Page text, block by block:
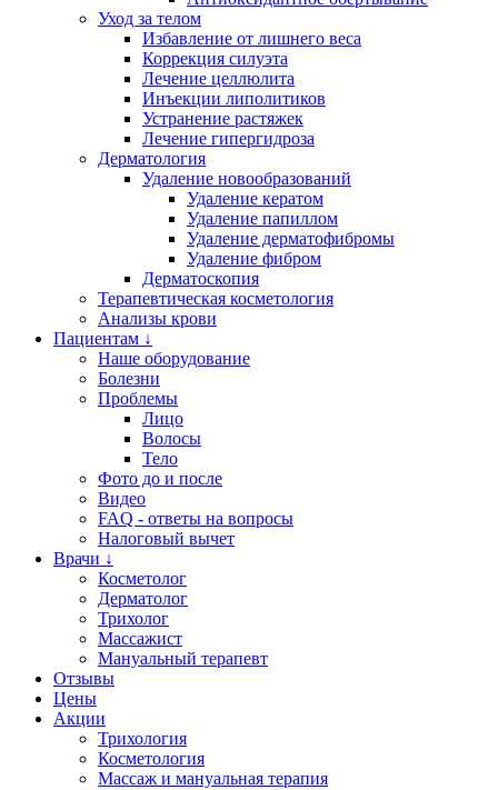
Уход за телом
Избавление от лишнего веса
Коррекция силуэта
Лечение целлюлита
Инъекции липолитиков
Устранение растяжек
Лечение гипергидроза
Дерматология
Удаление новообразований
Удаление кератом
Удаление папиллом
Удаление дерматофибромы
Удаление фибром
Дерматоскопия
Терапевтическая косметология
Анализы крови
Пациентам ↓
Наше оборудование
Болезни
Проблемы
Лицо
Волосы
Тело
Фото до и после
Видео
FAQ - ответы на вопросы
Налоговый вычет
Врачи ↓
Косметолог
Дерматолог
Трихолог
Массажист
Мануальный терапевт
Отзывы
Цены
Акции
Трихология
Косметология
Массаж и мануальная терапия